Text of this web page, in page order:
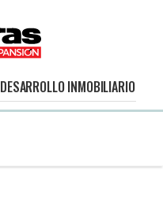
DESARROLLO INMOBILIARIO